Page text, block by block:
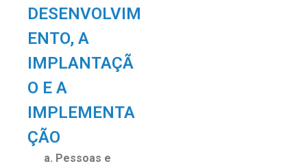
DESENVOLVIM
ENTO, A
IMPLANTAÇÃ
O E A
IMPLEMENTA
ÇÃO
a. Pessoas e